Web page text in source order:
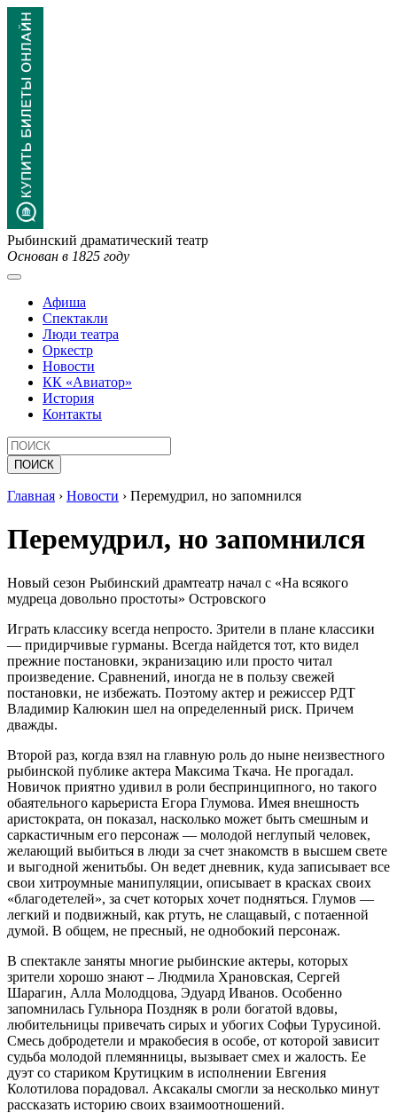
Рыбинский драматический театр
Основан в 1825 году
Афиша
Спектакли
Люди театра
Оркестр
Новости
КК «Авиатор»
История
Контакты
Главная › Новости › Перемудрил, но запомнился
Перемудрил, но запомнился
Новый сезон Рыбинский драмтеатр начал с «На всякого
мудреца довольно простоты» Островского
Играть классику всегда непросто. Зрители в плане классики
— придирчивые гурманы. Всегда найдется тот, кто видел
прежние постановки, экранизацию или просто читал
произведение. Сравнений, иногда не в пользу свежей
постановки, не избежать. Поэтому актер и режиссер РДТ
Владимир Калюкин шел на определенный риск. Причем
дважды.
Второй раз, когда взял на главную роль до ныне неизвестного
рыбинской публике актера Максима Ткача. Не прогадал.
Новичок приятно удивил в роли беспринципного, но такого
обаятельного карьериста Егора Глумова. Имея внешность
аристократа, он показал, насколько может быть смешным и
саркастичным его персонаж — молодой неглупый человек,
желающий выбиться в люди за счет знакомств в высшем свете
и выгодной женитьбы. Он ведет дневник, куда записывает все
свои хитроумные манипуляции, описывает в красках своих
«благодетелей», за счет которых хочет подняться. Глумов —
легкий и подвижный, как ртуть, не слащавый, с потаенной
думой. В общем, не пресный, не однобокий персонаж.
В спектакле заняты многие рыбинские актеры, которых
зрители хорошо знают – Людмила Храновская, Сергей
Шарагин, Алла Молодцова, Эдуард Иванов. Особенно
запомнилась Гульнора Поздняк в роли богатой вдовы,
любительницы привечать сирых и убогих Софьи Турусиной.
Смесь добродетели и мракобесия в особе, от которой зависит
судьба молодой племянницы, вызывает смех и жалость. Ее
дуэт со стариком Крутицким в исполнении Евгения
Колотилова порадовал. Аксакалы смогли за несколько минут
рассказать историю своих взаимоотношений.